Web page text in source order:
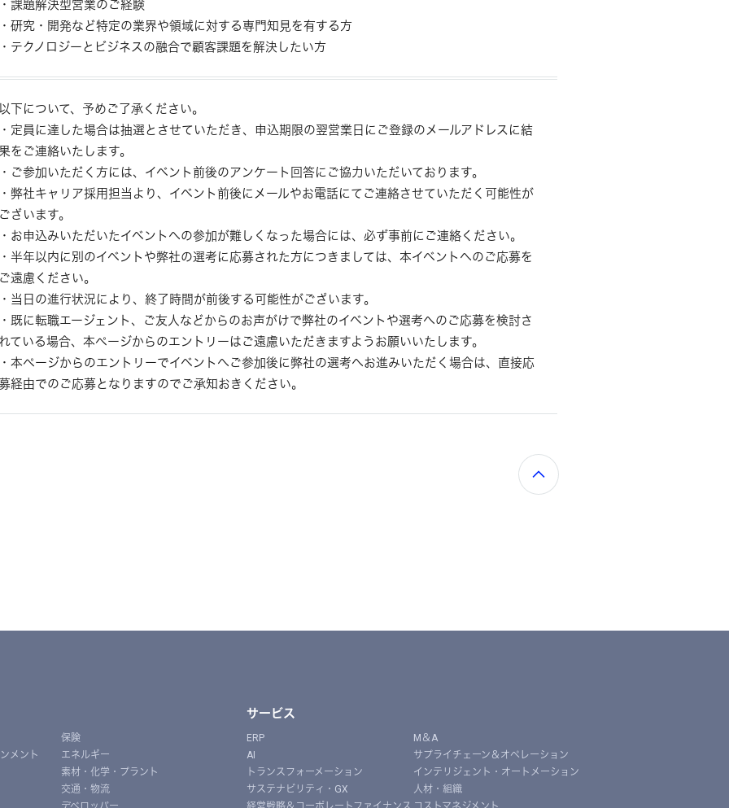
課題解決型営業のご経験
研究・開発など特定の業界や領域に対する専門知見を有する方
テクノロジーとビジネスの融合で顧客課題を解決したい方
下について、予めご了承ください。
定員に達した場合は抽選とさせていただき、申込期限の翌営業日にご登録のメールアドレスに結
をご連絡いたします。
ご参加いただく方には、イベント前後のアンケート回答にご協力いただいております。
弊社キャリア採用担当より、イベント前後にメールやお電話にてご連絡させていただく可能性が
ざいます。
お申込みいただいたイベントへの参加が難しくなった場合には、必ず事前にご連絡ください。
半年以内に別のイベントや弊社の選考に応募された方につきましては、本イベントへのご応募を
遠慮ください。
当日の進行状況により、終了時間が前後する可能性がございます。
既に転職エージェント、ご友人などからのお声がけで弊社のイベントや選考へのご応募を検討さ
ている場合、本ページからのエントリーはご遠慮いただきますようお願いいたします。
本ページからのエントリーでイベントへご参加後に弊社の選考へお進みいただく場合は、直接応
経由でのご応募となりますのでご承知おきください。
メント
保険
エネルギー
素材・化学・プラント
交通・物流
サービス
ERP
AI
トランスフォーメーション
サステナビリティ・GX
M＆A
サプライチェーン＆オペレーション
インテリジェント・オートメーション
人材・組織